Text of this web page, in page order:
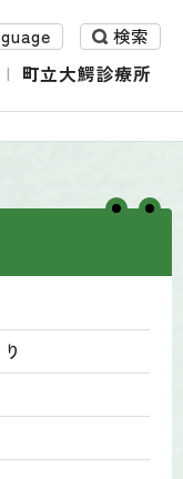
検索
町立大鰐診療所